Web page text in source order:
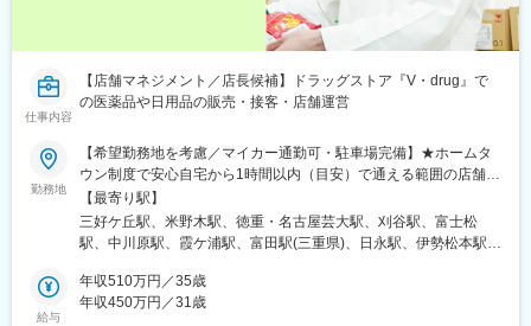
仕事内容
【店舗マネジメント／店長候補】ドラッグストア『V・drug』で
の医薬品や日用品の販売・接客・店舗運営
勤務地
【希望勤務地を考慮／マイカー通勤可・駐車場完備】★ホームタ
ウン制度で安心自宅から1時間以内（目安）で通える範囲の店舗へ
配属する制度で、現在、90％のスタッフが自宅から通勤していま
す！＼以下いずれかの店舗に配属／■愛知県名古屋市、北名古屋
市、清須市、春日井市、豊田市、瀬戸市、尾張旭市、みよし市、
田市、常滑市、岡崎市、知立市、安城市、西尾市、豊川市、新城
市、豊橋市■岐阜県郡上市、下呂市、高山市、飛騨市、岐阜市、瑞
【最寄り駅】
三好ケ丘駅、米野木駅、徳重・名古屋芸大駅、刈谷駅、富士松
駅、中川原駅、霞ケ浦駅、富田駅(三重県)、日永駅、伊勢松本駅、
駅、玉垣駅、千代崎駅、円町駅、石田駅(京都府)、向日町駅、向島
駅、刈谷市駅、西春駅、乙川駅、青山駅(愛知県)、大須観音駅、新
給与
年収510万円／35歳
年収450万円／31歳